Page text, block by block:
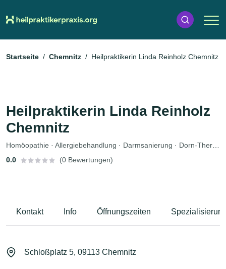
Startseite Chemnitz Heilpraktikerin Linda Reinholz Chemnitz
Heilpraktikerin Linda Reinholz
Chemnitz
0.0
(0 Bewertungen)
Kontakt Info Öffnungszeiten
Schloßplatz 5, 09113 Chemnitz